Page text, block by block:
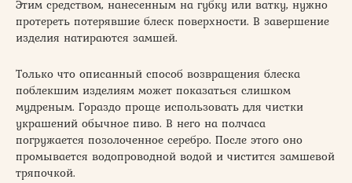
Этим средством, нанесенным на губку или ватку, нужно
протереть потерявшие блеск поверхности. В завершение
изделия натираются замшей.
Только что описанный способ возвращения блеска
поблекшим изделиям может показаться слишком
мудреным. Гораздо проще использовать для чистки
украшений обычное пиво. В него на полчаса
погружается позолоченное серебро. После этого оно
промывается водопроводной водой и чистится замшевой
тряпочкой.